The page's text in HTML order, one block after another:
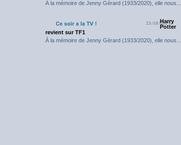
À la mémoire de Jenny Gérard (1933/2020), elle nous...
23/10/2023
Harry
Potter
revient sur TF1
À la mémoire de Jenny Gérard (1933/2020), elle nous...